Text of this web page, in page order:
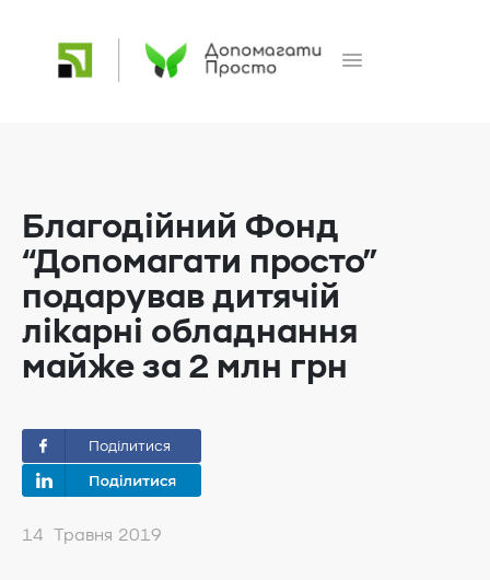
Благодійний Фонд
“Допомагати просто”
подарував дитячій
лікарні обладнання
майже за 2 млн гpн
Поділитися
14 Травня 2019